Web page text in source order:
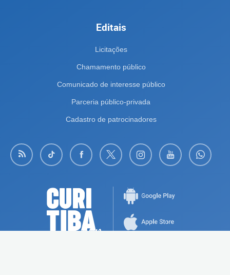
Editais
Licitações
Chamamento público
Comunicado de interesse público
Parceria público-privada
Cadastro de patrocinadores
Saiba mais